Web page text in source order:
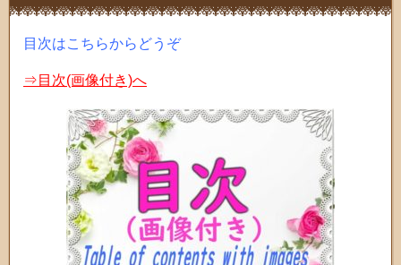
目次はこちらからどうぞ
⇒目次(画像付き)へ